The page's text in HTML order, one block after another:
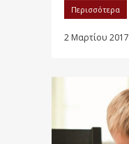
Περισσότερα
2 Μαρτίου 2017